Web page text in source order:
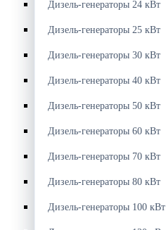
Дизель-генераторы 24 кВт
Дизель-генераторы 25 кВт
Дизель-генераторы 30 кВт
Дизель-генераторы 40 кВт
Дизель-генераторы 50 кВт
Дизель-генераторы 60 кВт
Дизель-генераторы 70 кВт
Дизель-генераторы 80 кВт
Дизель-генераторы 100 кВт